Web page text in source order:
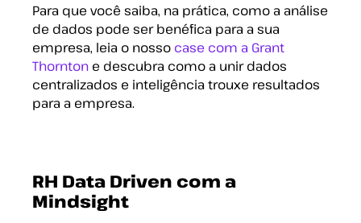
Para que você saiba, na prática, como a análise
de dados pode ser benéfica para a sua
empresa, leia o nosso case com a Grant
Thornton e descubra como a unir dados
centralizados e inteligência trouxe resultados
para a empresa.
RH Data Driven com a
Mindsight